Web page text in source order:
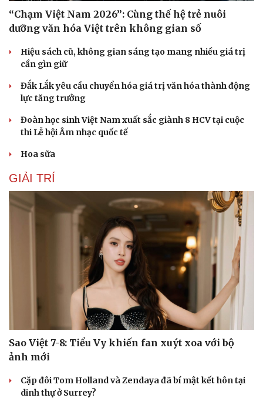
Cải chính
“Chạm Việt Nam 2026”: Cùng thế hệ trẻ nuôi
dưỡng văn hóa Việt trên không gian số
Hiệu sách cũ, không gian sáng tạo mang nhiều giá trị
cần gìn giữ
Đắk Lắk yêu cầu chuyển hóa giá trị văn hóa thành động
lực tăng trưởng
Đoàn học sinh Việt Nam xuất sắc giành 8 HCV tại cuộc
thi Lễ hội Âm nhạc quốc tế
Hoa sữa
GIẢI TRÍ
Sao Việt 7-8: Tiểu Vy khiến fan xuýt xoa với bộ
ảnh mới
Cặp đôi Tom Holland và Zendaya đã bí mật kết hôn tại
dinh thự ở Surrey?